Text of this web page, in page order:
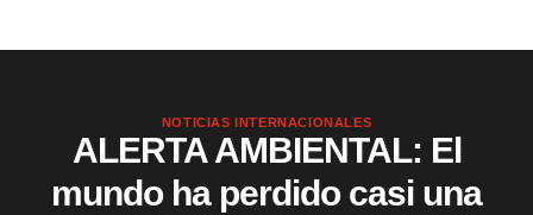
NOTICIAS INTERNACIONALES
ALERTA AMBIENTAL: El
mundo ha perdido casi una